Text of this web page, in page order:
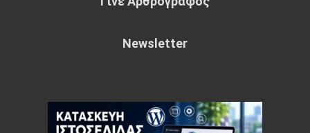
Newsletter